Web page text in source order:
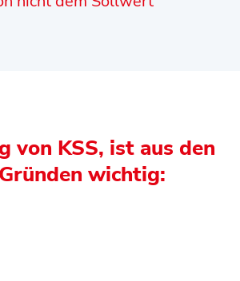
von KSS, ist aus den
wichtig: